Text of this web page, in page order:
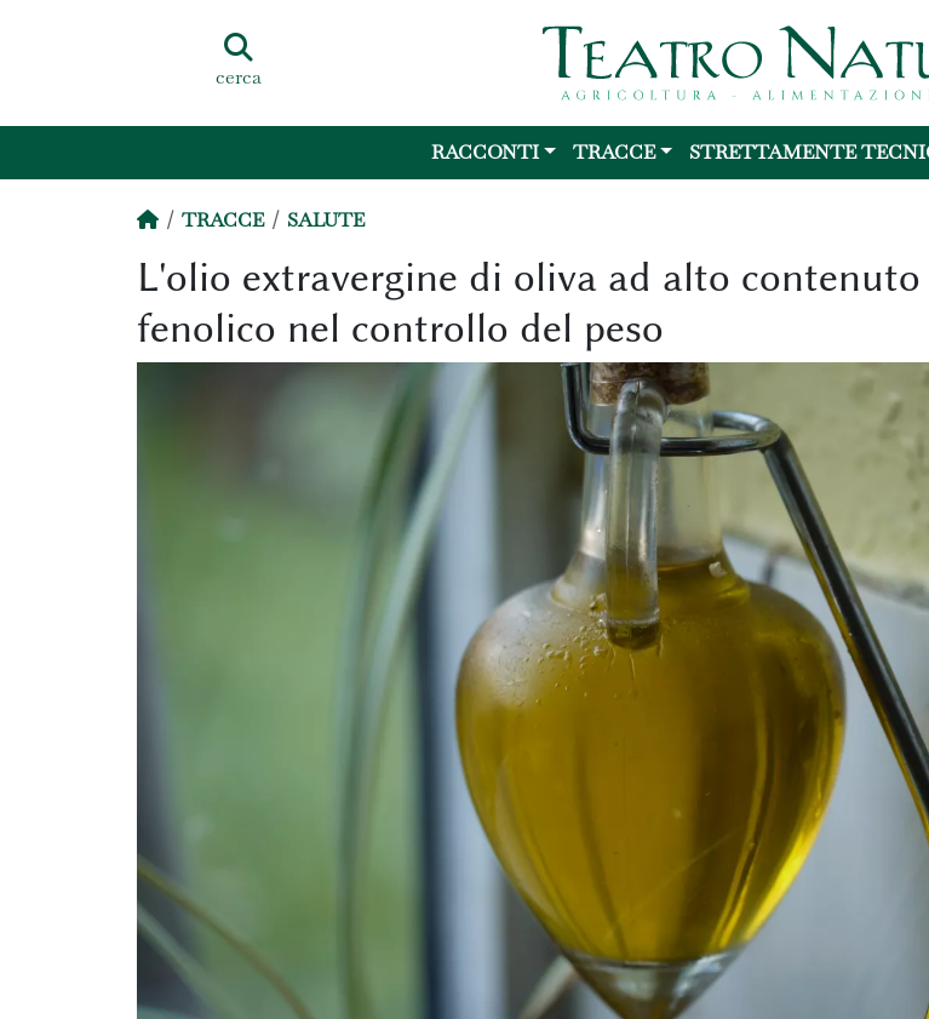
cerca
RACCONTI TRACCE STRETTAMENTE
TRACCE SALUTE
L'olio extravergine di oliva ad alto contenuto
fenolico nel controllo del peso